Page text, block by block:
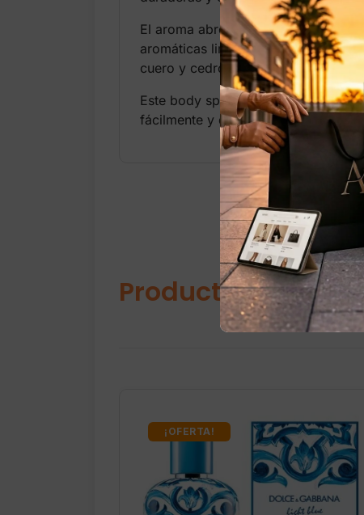
El aroma abre con una mezcla
aromáticas limpias se combinan
cuero y cedro deja una estela
Este body spray es ideal para usar
fácilmente y deja la piel con una
Productos
¡OFERTA!